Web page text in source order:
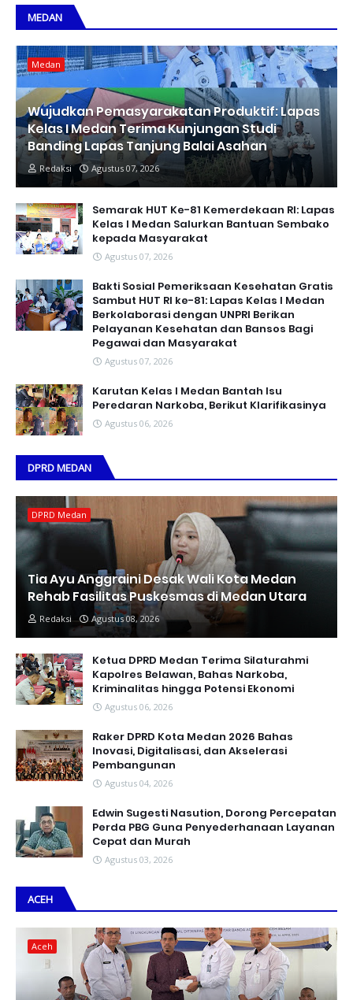
MEDAN
Medan
Wujudkan Pemasyarakatan Produktif: Lapas
Kelas I Medan Terima Kunjungan Studi
Banding Lapas Tanjung Balai Asahan
Redaksi Agustus 07, 2026
Semarak HUT Ke-81 Kemerdekaan RI: Lapas
Kelas I Medan Salurkan Bantuan Sembako
kepada Masyarakat
Agustus 07, 2026
Bakti Sosial Pemeriksaan Kesehatan Gratis
Sambut HUT RI ke-81: Lapas Kelas I Medan
Berkolaborasi dengan UNPRI Berikan
Pelayanan Kesehatan dan Bansos Bagi
Pegawai dan Masyarakat
Agustus 07, 2026
Karutan Kelas I Medan Bantah Isu
Peredaran Narkoba, Berikut Klarifikasinya
Agustus 06, 2026
DPRD MEDAN
DPRD Medan
Tia Ayu Anggraini Desak Wali Kota Medan
Rehab Fasilitas Puskesmas di Medan Utara
Redaksi Agustus 08, 2026
Ketua DPRD Medan Terima Silaturahmi
Kapolres Belawan, Bahas Narkoba,
Kriminalitas hingga Potensi Ekonomi
Agustus 06, 2026
Raker DPRD Kota Medan 2026 Bahas
Inovasi, Digitalisasi, dan Akselerasi
Pembangunan
Agustus 04, 2026
Edwin Sugesti Nasution, Dorong Percepatan
Perda PBG Guna Penyederhanaan Layanan
Cepat dan Murah
Agustus 03, 2026
ACEH
Aceh